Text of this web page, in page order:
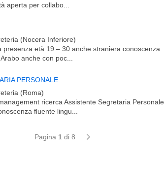
aperta per collabo...
(Nocera Inferiore)
presenza età 19 – 30 anche straniera conoscenza
anche con poc...
PERSONALE
(Roma)
ricerca Assistente Segretaria Personale
fluente lingu...
Pagina 1 di 8